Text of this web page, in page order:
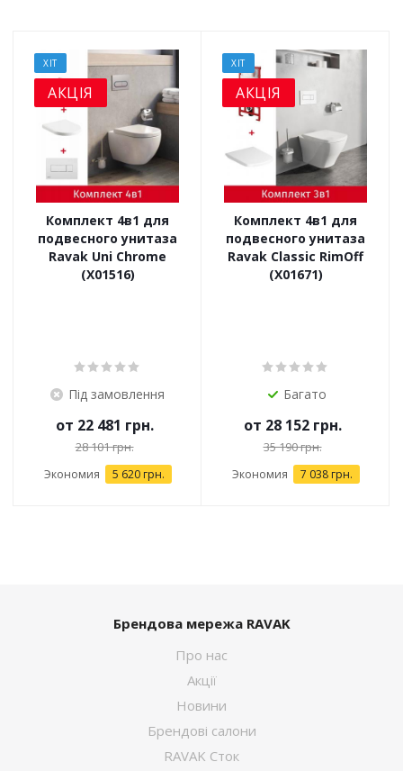
ХІТ
АКЦІЯ
Комплект 4в1 для
подвесного унитаза
Ravak Uni Chrome
(X01516)
Під замовлення
от 22 481 грн.
28 101 грн.
Экономия 5 620 грн.
ХІТ
АКЦІЯ
Комплект 4в1 для
подвесного унитаза
Ravak Classic RimOff
(X01671)
Багато
от 28 152 грн.
35 190 грн.
Экономия 7 038 грн.
Брендова мережа RAVAK
Про нас
Акції
Новини
Брендові салони
RAVAK Сток